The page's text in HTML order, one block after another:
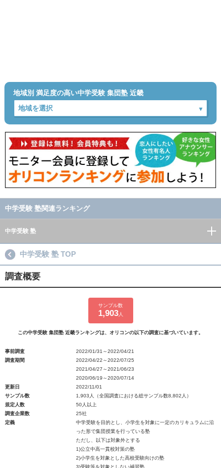
地域別 満足度の高い中学受験 集団塾 近畿
中学受験 塾関連ランキング
中学受験 塾
中学受験 塾 TOP
調査概要
サンプル数
1,903人
この中学受験 集団塾 近畿ランキングは、オリコンの以下の調査に基づいています。
事前調査
2022/01/31～2022/04/21
調査期間
2022/04/22～2022/07/25
2021/04/27～2021/06/23
2020/06/19～2020/07/14
更新日
2022/11/01
サンプル数
1,903人（全国調査における総サンプル数8,802人）
規定人数
50人以上
調査企業数
25社
定義
中学受験を目的とし、小学生を対象に一定のカリキュラムに沿
った形で集団授業を行っている塾
ただし、以下は対象外とする
1)公立中高一貫校対策の塾
2)小学生を対象とした高校受験向けの塾
3)受験等を対象としない補習塾